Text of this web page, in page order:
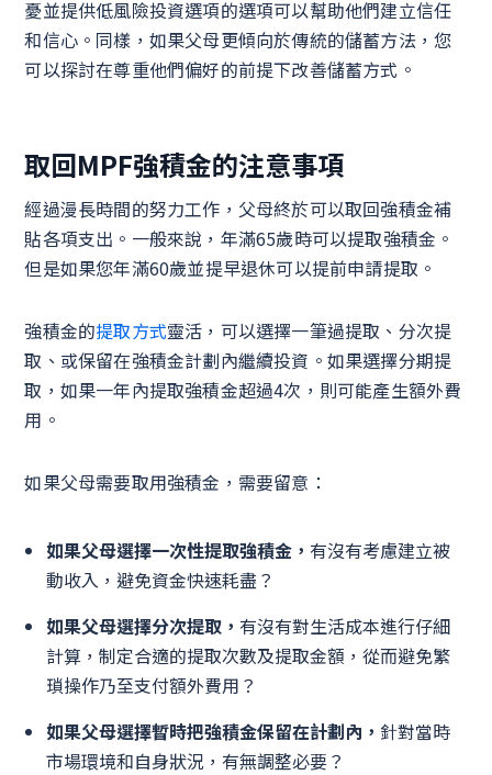
憂並提供低風險投資選項的選項可以幫助他們建立信任
和信心。同樣，如果父母更傾向於傳統的儲蓄方法，您
可以探討在尊重他們偏好的前提下改善儲蓄方式。
取回MPF強積金的注意事項
經過漫長時間的努力工作，父母終於可以取回強積金補
貼各項支出。一般來說，年滿65歲時可以提取強積金。
但是如果您年滿60歲並提早退休可以提前申請提取。
強積金的提取方式靈活，可以選擇一筆過提取、分次提
取、或保留在強積金計劃內繼續投資。如果選擇分期提
取，如果一年內提取強積金超過4次，則可能產生額外費
用。
如果父母需要取用強積金，需要留意：
如果父母選擇一次性提取強積金， 有沒有考慮建立被
動收入，避免資金快速耗盡？
如果父母選擇分次提取， 有沒有對生活成本進行仔細
計算，制定合適的提取次數及提取金額，從而避免繁
瑣操作乃至支付額外費用？
如果父母選擇暫時把強積金保留在計劃內， 針對當時
市場環境和自身狀況，有無調整必要？